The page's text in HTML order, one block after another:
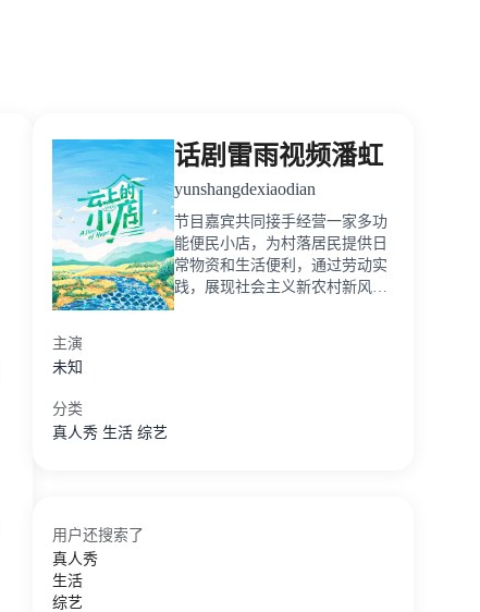
话剧雷雨视频潘虹
yunshangdexiaodian
节目嘉宾共同接手经营一家多功
能便民小店，为村落居民提供日
常物资和生活便利，通过劳动实
践，展现社会主义新农村新风
貌。
主演
未知
分类
真人秀 生活 综艺
用户还搜索了
真人秀
生活
综艺